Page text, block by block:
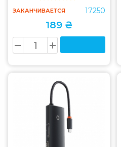
ЗАКАНЧИВАЕТСЯ 17250
189 ₴